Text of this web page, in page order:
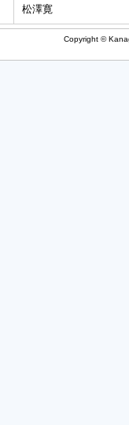
松澤寛
Copyright ©